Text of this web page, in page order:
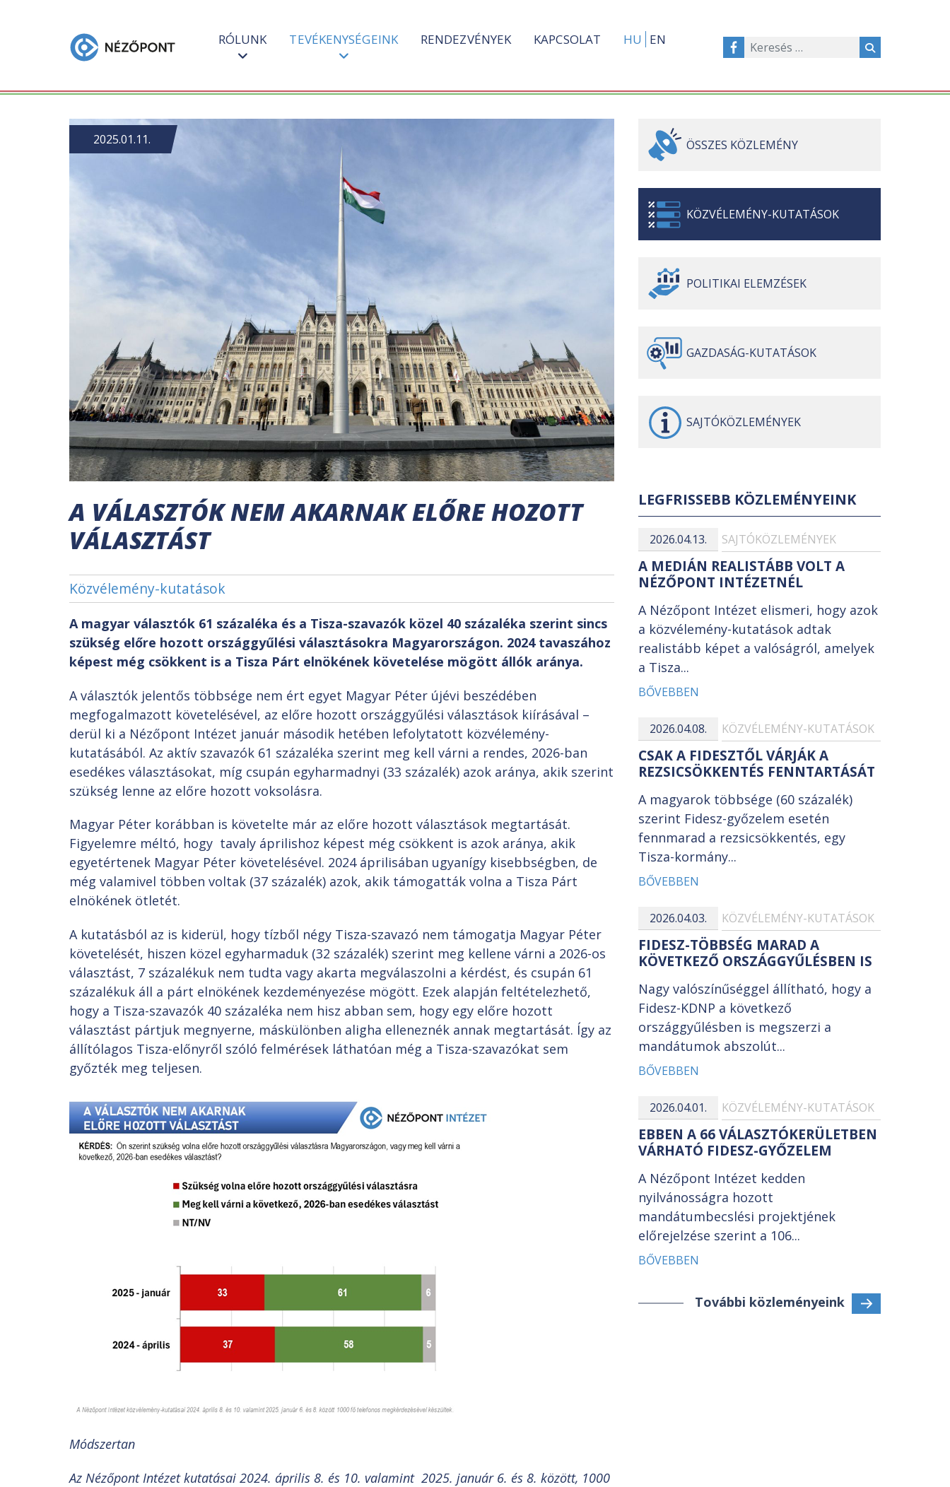
RÓLUNK TEVÉKENYSÉGEINK RENDEZVÉNYEK KAPCSOLAT HU EN
A VÁLASZTÓK NEM AKARNAK ELŐRE HOZOTT
VÁLASZTÁST
Közvélemény-kutatások
2025.01.11.
A magyar választók 61 százaléka és a Tisza-szavazók közel 40 százaléka szerint sincs
szükség előre hozott országgyűlési választásokra Magyarországon. 2024 tavaszához
képest még csökkent is a Tisza Párt elnökének követelése mögött állók aránya.
A választók jelentős többsége nem ért egyet Magyar Péter újévi beszédében
megfogalmazott követelésével, az előre hozott országgyűlési választások kiírásával –
derül ki a Nézőpont Intézet január második hetében lefolytatott közvélemény-
kutatásából. Az aktív szavazók 61 százaléka szerint meg kell várni a rendes, 2026-ban
esedékes választásokat, míg csupán egyharmadnyi (33 százalék) azok aránya, akik szerint
szükség lenne az előre hozott voksolásra.
Magyar Péter korábban is követelte már az előre hozott választások megtartását.
Figyelemre méltó, hogy tavaly áprilishoz képest még csökkent is azok aránya, akik
egyetértenek Magyar Péter követelésével. 2024 áprilisában ugyanígy kisebbségben, de
még valamivel többen voltak (37 százalék) azok, akik támogatták volna a Tisza Párt
elnökének ötletét.
A kutatásból az is kiderül, hogy tízből négy Tisza-szavazó nem támogatja Magyar Péter
követelését, hiszen közel egyharmaduk (32 százalék) szerint meg kellene várni a 2026-os
választást, 7 százalékuk nem tudta vagy akarta megválaszolni a kérdést, és csupán 61
százalékuk áll a párt elnökének kezdeményezése mögött. Ezek alapján feltételezhető,
hogy a Tisza-szavazók 40 százaléka nem hisz abban sem, hogy egy előre hozott
választást pártjuk megnyerne, máskülönben aligha elleneznék annak megtartását. Így az
állítólagos Tisza-előnyről szóló felmérések láthatóan még a Tisza-szavazókat sem
győzték meg teljesen.
Módszertan
Az Nézőpont Intézet kutatásai 2024. április 8. és 10. valamint 2025. január 6. és 8. között, 1000
ÖSSZES KÖZLEMÉNY
KÖZVÉLEMÉNY-KUTATÁSOK
POLITIKAI ELEMZÉSEK
GAZDASÁG-KUTATÁSOK
SAJTÓKÖZLEMÉNYEK
LEGFRISSEBB KÖZLEMÉNYEINK
2026.04.13. SAJTÓKÖZLEMÉNYEK
A MEDIÁN REALISTÁBB VOLT A
NÉZŐPONT INTÉZETNÉL
A Nézőpont Intézet elismeri, hogy azok
a közvélemény-kutatások adtak
realistább képet a valóságról, amelyek
a Tisza...
BŐVEBBEN
2026.04.08. KÖZVÉLEMÉNY-KUTATÁSOK
CSAK A FIDESZTŐL VÁRJÁK A
REZSICSÖKKENTÉS FENNTARTÁSÁT
A magyarok többsége (60 százalék)
szerint Fidesz-győzelem esetén
fennmarad a rezsicsökkentés, egy
Tisza-kormány...
BŐVEBBEN
2026.04.03. KÖZVÉLEMÉNY-KUTATÁSOK
FIDESZ-TÖBBSÉG MARAD A
KÖVETKEZŐ ORSZÁGGYŰLÉSBEN IS
Nagy valószínűséggel állítható, hogy a
Fidesz-KDNP a következő
országgyűlésben is megszerzi a
mandátumok abszolút...
BŐVEBBEN
2026.04.01. KÖZVÉLEMÉNY-KUTATÁSOK
EBBEN A 66 VÁLASZTÓKERÜLETBEN
VÁRHATÓ FIDESZ-GYŐZELEM
A Nézőpont Intézet kedden
nyilvánosságra hozott
mandátumbecslési projektjének
előrejelzése szerint a 106...
BŐVEBBEN
További közleményeink